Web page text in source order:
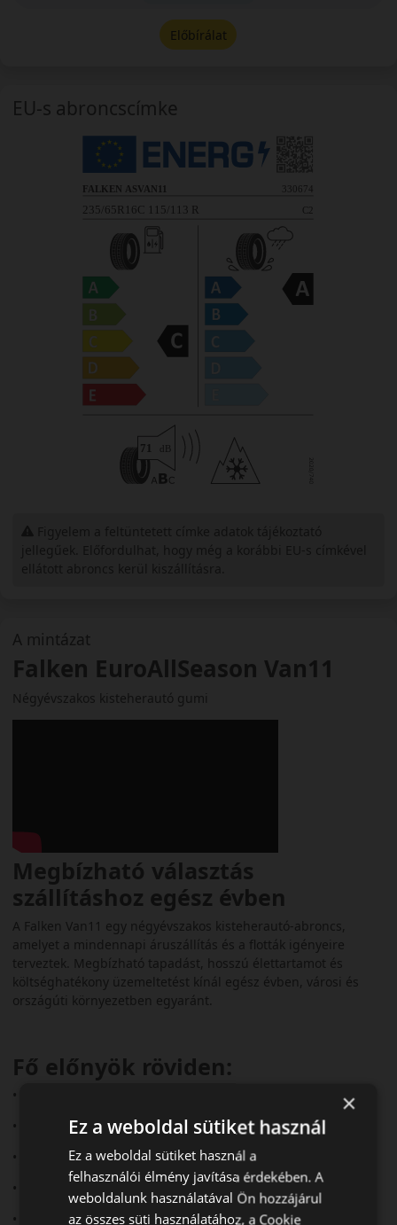
A mintázat
Falken EuroAllSeason Van11
Négyévszakos kisteherautó gumi
Megbízható választás
szállításhoz egész évben
A Falken Van11 egy négyévszakos kisteherautó-abroncs,
amelyet a mindennapi áruszállítás és a flották igényeire
terveztek. Megbízható tapadást, hosszú élettartamot és
költséghatékony üzemeltetést kínál egész évben, városi és
országúti környezetben egyaránt.
Fő előnyök röviden:
• Kisteherautókhoz és furgonokhoz tervezve
• 3PMSF és M+S minősítés
• Jó aquaplaning elleni védelem
• Hosszú futásteljesítmény
• Megerősített oldalfalak a tartósságért
Előbírálat
EU-s abroncscímke
×
Ez a weboldal sütiket használ
Ez a weboldal sütiket használ a
felhasználói élmény javítása érdekében. A
weboldalunk használatával Ön hozzájárul
az összes süti használatához, a Cookie